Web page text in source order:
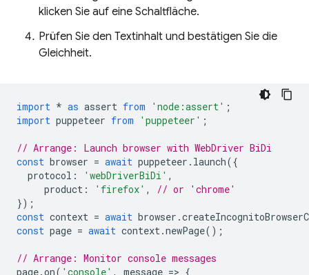
klicken Sie auf eine Schaltfläche.
Prüfen Sie den Textinhalt und bestätigen Sie die
Gleichheit.
import * as assert from 'node:assert' ;
import puppeteer from 'puppeteer' ;
// Arrange: Launch browser with WebDriver BiDi
const browser = await puppeteer . launch({
protocol : 'webDriverBiDi' ,
product : 'firefox' ,
// or 'chrome'
});
const context = await browser .
const page = await context.newPage();
// Arrange: Monitor console messages
page.on( 'console' , message => {